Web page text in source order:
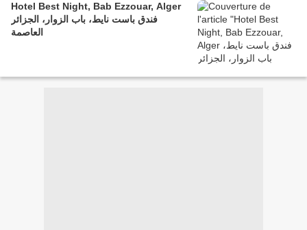
Hotel Best Night, Bab Ezzouar, Alger
فندق باست نايط، باب الزوار، الجزائر
العاصمة